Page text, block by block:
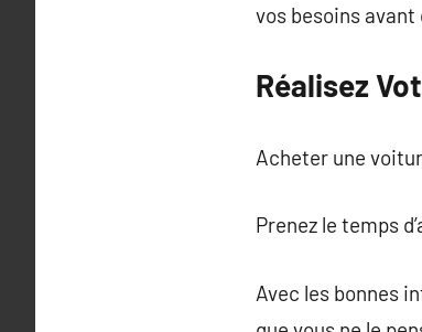
vos besoins
Réalisez
Acheter une
Prenez le temps
Avec les bonnes